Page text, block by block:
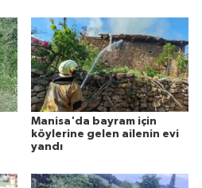
Manisa'da bayram için
köylerine gelen ailenin evi
yandı